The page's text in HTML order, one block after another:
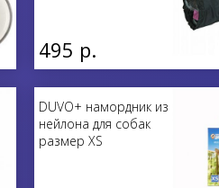
495 р.
DUVO+ намордник из
нейлона для собак
размер XS